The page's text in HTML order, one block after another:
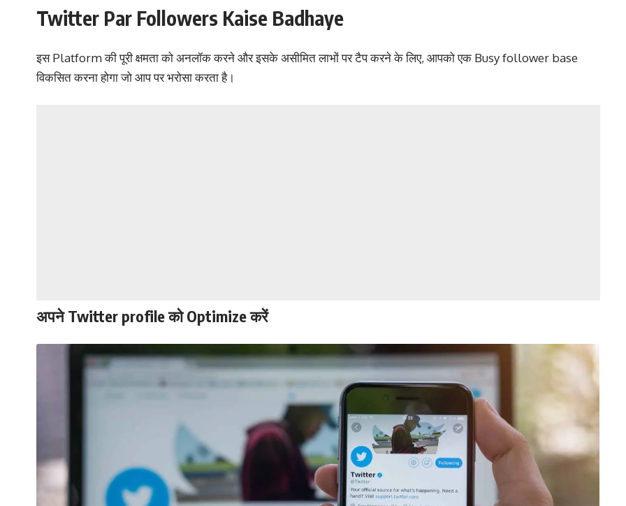
Twitter Par Followers Kaise Badhaye
इस Platform की पूरी क्षमता को अनलॉक करने और इसके असीमित लाभों पर टैप करने के लिए, आपको एक Busy follower base
विकसित करना होगा जो आप पर भरोसा करता है।
अपने Twitter profile को Optimize करें